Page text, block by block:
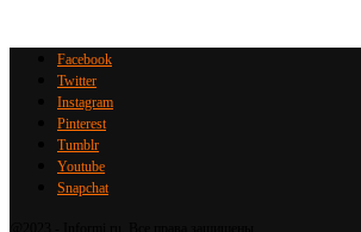
Facebook
Twitter
Instagram
Pinterest
Tumblr
Youtube
Snapchat